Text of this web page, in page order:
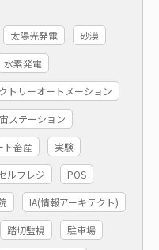
太陽光発電 砂漠
水素発電
トリーオートメーション
ステーション
ト畜産 実験
ルフレジ POS
IA(情報アーキテクト)
踏切監視 駐車場